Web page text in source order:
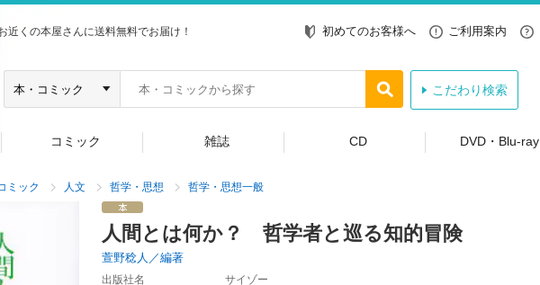
近くの本屋さんに送料無料でお届け！ 初めてのお客様へ ご利用案内
こだわり検索
コミック 雑誌 CD DVD・Blu-ray
ミック 人文 哲学・思想 哲学・思想一般
人間とは何か？ 哲学者と巡る知的冒険
萱野稔人／編著
出版社名
サイゾー